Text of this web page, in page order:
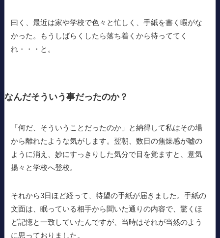
曰く、最近は家や学校で色々と忙しく、手紙を書く暇がな
かった。もうしばらくしたら落ち着くから待っててく
れ・・・と。
なんだそういう事だったのか？
「何だ、そういうことだったのか」と納得して私はその場
から離れたような気がします。翌朝、数日の焦燥感が嘘の
ように消え、妙にすっきりした気分で目を覚ますと、意気
揚々と学校へ登校。
それから3日ほど経って、待望の手紙が届きました。手紙の
文面は、眠っている相手から聞いた通りの内容で、驚くほ
ど記憶と一致していたんですが、当時はそれが当然のよう
に思っておりました。